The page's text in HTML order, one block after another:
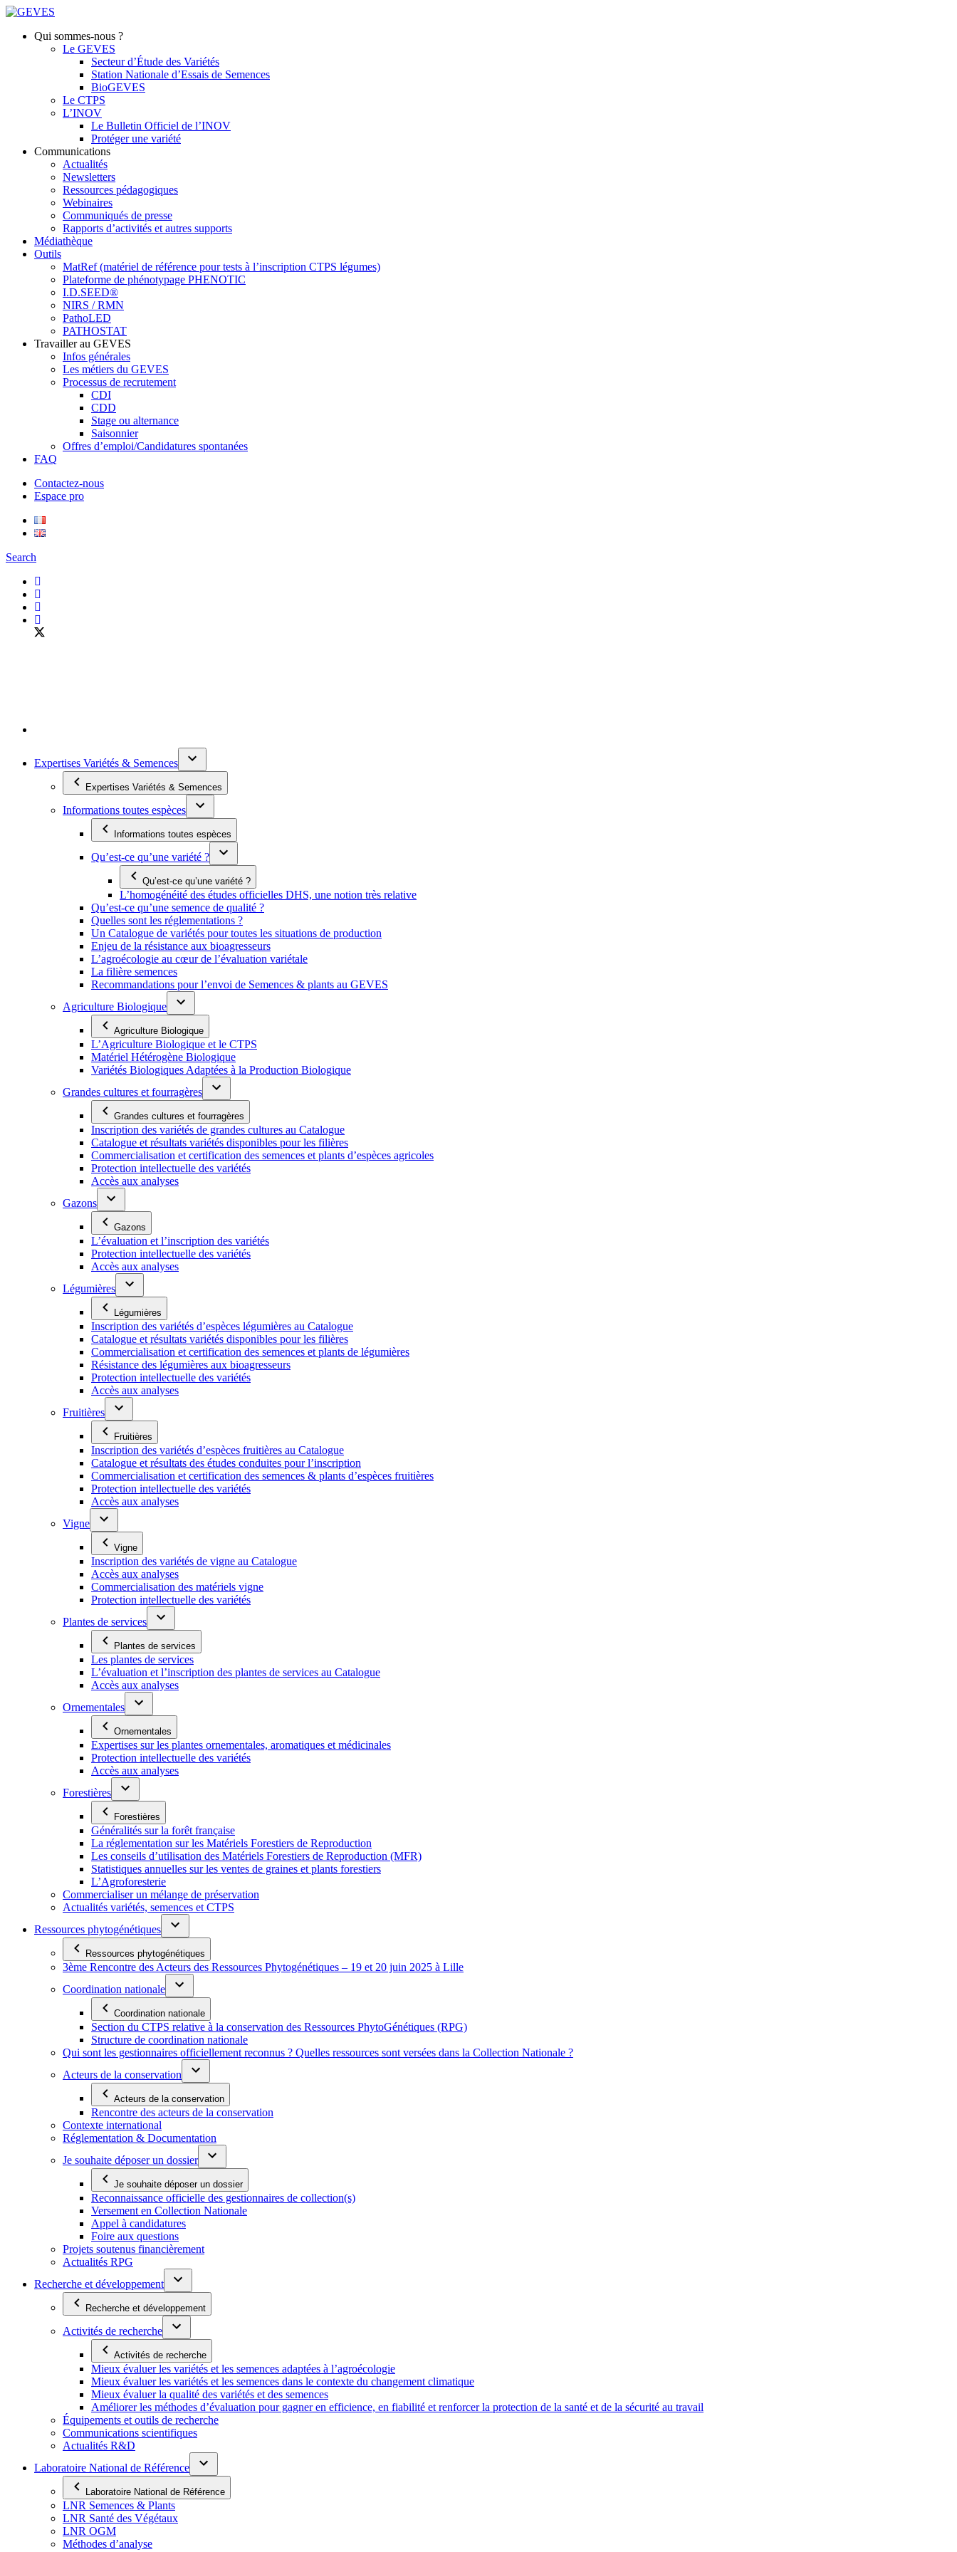
Qui sommes-nous ?
Le GEVES
Secteur d’Étude des Variétés
Station Nationale d’Essais de Semences
BioGEVES
Le CTPS
L’INOV
Le Bulletin Officiel de l’INOV
Protéger une variété
Communications
Actualités
Newsletters
Ressources pédagogiques
Webinaires
Communiqués de presse
Rapports d’activités et autres supports
Médiathèque
Outils
MatRef (matériel de référence pour tests à l’inscription CTPS légumes)
Plateforme de phénotypage PHENOTIC
I.D.SEED®
NIRS / RMN
PathoLED
PATHOSTAT
Travailler au GEVES
Infos générales
Les métiers du GEVES
Processus de recrutement
CDI
CDD
Stage ou alternance
Saisonnier
Offres d’emploi/Candidatures spontanées
FAQ
Contactez-nous
Espace pro
Search
Expertises Variétés & Semences
Expertises Variétés & Semences
Informations toutes espèces
Informations toutes espèces
Qu’est-ce qu’une variété ?
Qu’est-ce qu’une variété ?
L’homogénéité des études officielles DHS, une notion très relative
Qu’est-ce qu’une semence de qualité ?
Quelles sont les réglementations ?
Un Catalogue de variétés pour toutes les situations de production
Enjeu de la résistance aux bioagresseurs
L’agroécologie au cœur de l’évaluation variétale
La filière semences
Recommandations pour l’envoi de Semences & plants au GEVES
Agriculture Biologique
Agriculture Biologique
L’Agriculture Biologique et le CTPS
Matériel Hétérogène Biologique
Variétés Biologiques Adaptées à la Production Biologique
Grandes cultures et fourragères
Grandes cultures et fourragères
Inscription des variétés de grandes cultures au Catalogue
Catalogue et résultats variétés disponibles pour les filières
Commercialisation et certification des semences et plants d’espèces agricoles
Protection intellectuelle des variétés
Accès aux analyses
Gazons
Gazons
L’évaluation et l’inscription des variétés
Protection intellectuelle des variétés
Accès aux analyses
Légumières
Légumières
Inscription des variétés d’espèces légumières au Catalogue
Catalogue et résultats variétés disponibles pour les filières
Commercialisation et certification des semences et plants de légumières
Résistance des légumières aux bioagresseurs
Protection intellectuelle des variétés
Accès aux analyses
Fruitières
Fruitières
Inscription des variétés d’espèces fruitières au Catalogue
Catalogue et résultats des études conduites pour l’inscription
Commercialisation et certification des semences & plants d’espèces fruitières
Protection intellectuelle des variétés
Accès aux analyses
Vigne
Vigne
Inscription des variétés de vigne au Catalogue
Accès aux analyses
Commercialisation des matériels vigne
Protection intellectuelle des variétés
Plantes de services
Plantes de services
Les plantes de services
L’évaluation et l’inscription des plantes de services au Catalogue
Accès aux analyses
Ornementales
Ornementales
Expertises sur les plantes ornementales, aromatiques et médicinales
Protection intellectuelle des variétés
Accès aux analyses
Forestières
Forestières
Généralités sur la forêt française
La réglementation sur les Matériels Forestiers de Reproduction
Les conseils d’utilisation des Matériels Forestiers de Reproduction (MFR)
Statistiques annuelles sur les ventes de graines et plants forestiers
L’Agroforesterie
Commercialiser un mélange de préservation
Actualités variétés, semences et CTPS
Ressources phytogénétiques
Ressources phytogénétiques
3ème Rencontre des Acteurs des Ressources Phytogénétiques – 19 et 20 juin 2025 à Lille
Coordination nationale
Coordination nationale
Section du CTPS relative à la conservation des Ressources PhytoGénétiques (RPG)
Structure de coordination nationale
Qui sont les gestionnaires officiellement reconnus ? Quelles ressources sont versées dans la Collection Nationale ?
Acteurs de la conservation
Acteurs de la conservation
Rencontre des acteurs de la conservation
Contexte international
Réglementation & Documentation
Je souhaite déposer un dossier
Je souhaite déposer un dossier
Reconnaissance officielle des gestionnaires de collection(s)
Versement en Collection Nationale
Appel à candidatures
Foire aux questions
Projets soutenus financièrement
Actualités RPG
Recherche et développement
Recherche et développement
Activités de recherche
Activités de recherche
Mieux évaluer les variétés et les semences adaptées à l’agroécologie
Mieux évaluer les variétés et les semences dans le contexte du changement climatique
Mieux évaluer la qualité des variétés et des semences
Améliorer les méthodes d’évaluation pour gagner en efficience, en fiabilité et renforcer la protection de la santé et de la sécurité au travail
Équipements et outils de recherche
Communications scientifiques
Actualités R&D
Laboratoire National de Référence
Laboratoire National de Référence
LNR Semences & Plants
LNR Santé des Végétaux
LNR OGM
Méthodes d’analyse